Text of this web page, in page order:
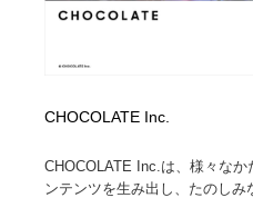
CHOCOLATE Inc.
CHOCOLATE Inc.は、様々な
ンテンツを生み出し、たのし